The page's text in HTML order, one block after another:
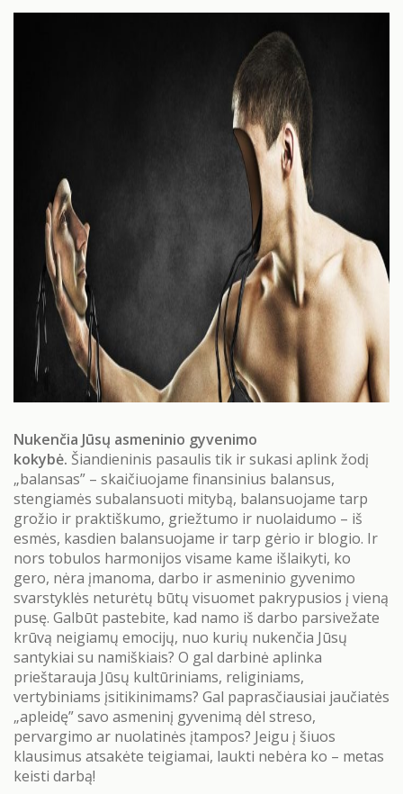
Nukenčia Jūsų asmeninio gyvenimo
kokybė. Šiandieninis pasaulis tik ir sukasi aplink žodį
„balansas” – skaičiuojame finansinius balansus,
stengiamės subalansuoti mitybą, balansuojame tarp
grožio ir praktiškumo, griežtumo ir nuolaidumo – iš
esmės, kasdien balansuojame ir tarp gėrio ir blogio. Ir
nors tobulos harmonijos visame kame išlaikyti, ko
gero, nėra įmanoma, darbo ir asmeninio gyvenimo
svarstyklės neturėtų būtų visuomet pakrypusios į vieną
pusę. Galbūt pastebite, kad namo iš darbo parsivežate
krūvą neigiamų emocijų, nuo kurių nukenčia Jūsų
santykiai su namiškiais? O gal darbinė aplinka
prieštarauja Jūsų kultūriniams, religiniams,
vertybiniams įsitikinimams? Gal paprasčiausiai jaučiatės
„apleidę” savo asmeninį gyvenimą dėl streso,
pervargimo ar nuolatinės įtampos? Jeigu į šiuos
klausimus atsakėte teigiamai, laukti nebėra ko – metas
keisti darbą!